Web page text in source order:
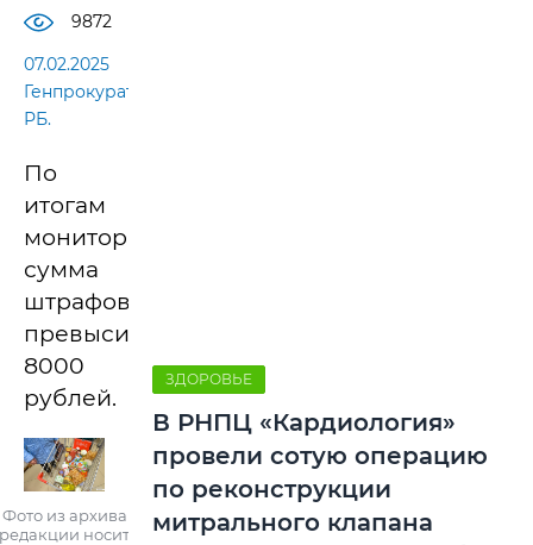
9872
07.02.2025
Генпрокуратура
РБ.
По
итогам
мониторинга
сумма
штрафов
превысила
8000
рублей.
Фото из архива
редакции носит
ЗДОРОВЬЕ
В РНПЦ «Кардиология»
провели сотую операцию
по реконструкции
митрального клапана